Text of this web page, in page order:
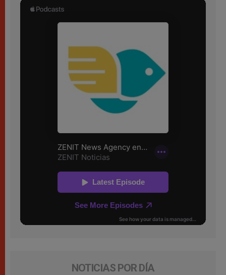
NOTICIAS POR DÍA